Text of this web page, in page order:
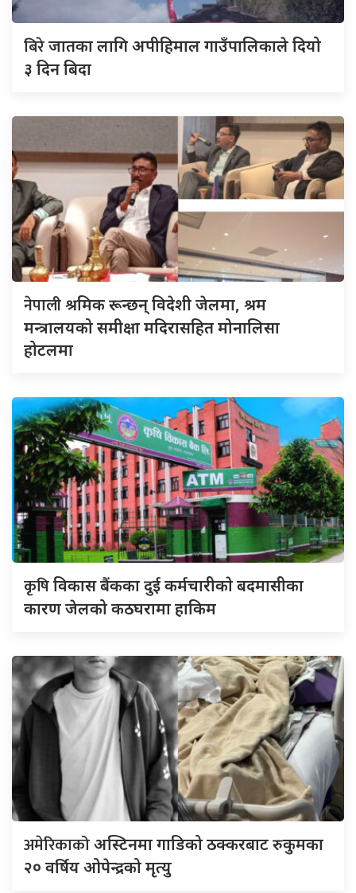
बिरेजातका लागि अपीहिमाल गाउँपालिकाले दियो
३ दिन बिदा
नेपालीश्रमिक रून्छन् विदेशी जेलमा, श्रम
मन्त्रालयको समीक्षा मदिरासहित मोनालिसा
होटलमा
कृषिविकास बैंकका दुई कर्मचारीकाे बदमासीका
कारण जेलको कठघरामा हाकिम
अमेरिकाकोअस्टिनमा गाडिको ठक्करबाट रुकुमका
२० वर्षिय ओपेन्द्रको मृत्यु